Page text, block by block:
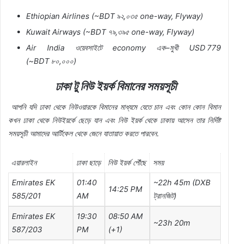
Ethiopian Airlines (~BDT ৯২,০৩৫ one-way, Flyway)
Kuwait Airways (~BDT ৭৯,৩৯৫ one-way, Flyway)
Air India
ওয়েবসাইটেeconomy এক–মুখীUSD 779
(~BDT ৮০,০০০)
ঢাকা টুনিউ ইয়র্কবিমানের সময়সূচী
আপনি যদি ঢাকা থেকে নিউওয়ারকে বিমানের মাধ্যমে যেতে চান এবং কোন কোন বিমান
কখন ঢাকা থেকে নিউইয়র্কে ছেড়ে যান এবং নিউ ইয়র্ক থেকে ঢাকায় আসেন তার নির্দিষ্ট
সময়সূচী আমাদের আর্টিকেল থেকে জেনে যাতায়াত করতে পারবেন.
এয়ারলাইন ঢাকা ছাড়ে নিউ ইয়র্ক পৌঁছে সময়
Emirates EK
585/201
01:40
AM
14:25 PM
~22h 45m (DXB
ট্রানজিট)
Emirates EK
587/203
19:30
PM
08:50 AM
(+1)
~23h 20m